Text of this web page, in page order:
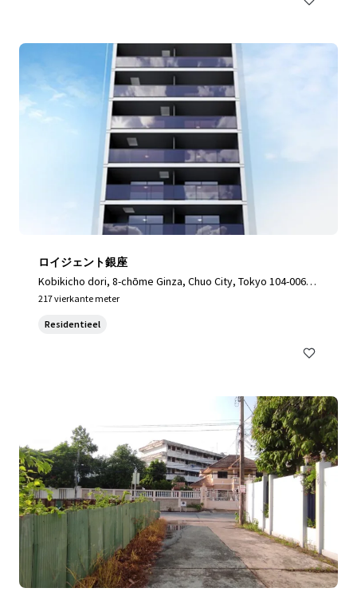
ロイジェント銀座
Kobikicho dori, 8-chōme Ginza, Chuo City, Tokyo 104-0061,
Japan, Chuo City, Tokyo, 104-0061, JP
217 vierkante meter
Residentieel